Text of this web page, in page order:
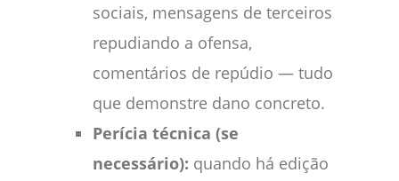
sociais, mensagens de terceiros
repudiando a ofensa,
comentários de repúdio — tudo
que demonstre dano concreto.
Perícia técnica (se
necessário): quando há edição